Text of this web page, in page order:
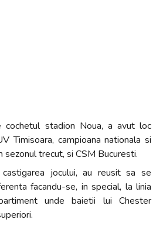
cochetul stadion Noua, a avut loc
Timisoara, campioana nationala si
sezonul trecut, si CSM Bucuresti.
jocului, au reusit sa se
facandu-se, in special, la linia
unde baietii lui Chester